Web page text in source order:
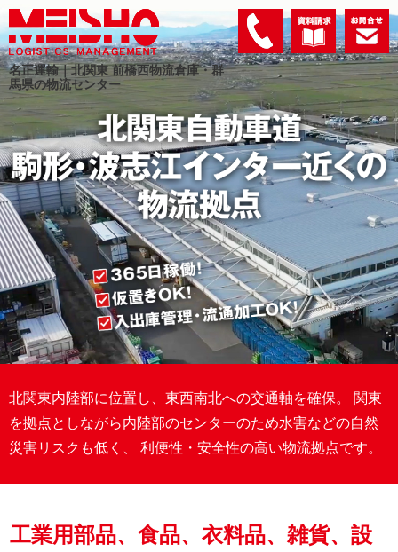
名正運輸｜北関東 前橋西物流倉庫・群
馬県の物流センター
北関東内陸部に位置し、東西南北への交通軸を確保。
関東
を拠点としながら内陸部のセンターのため水害などの自然
災害リスクも低く、
利便性・安全性の高い物流拠点です。
工業用部品、食品、衣料品、雑貨、設